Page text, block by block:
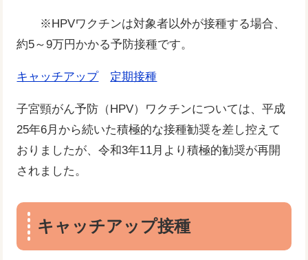
※HPVワクチンは対象者以外が接種する場合、
約5～9万円かかる予防接種です。
キャッチアップ 定期接種
子宮頸がん予防（HPV）ワクチンについては、平成
25年6月から続いた積極的な接種勧奨を差し控えて
おりましたが、令和3年11月より積極的勧奨が再開
されました。
キャッチアップ接種